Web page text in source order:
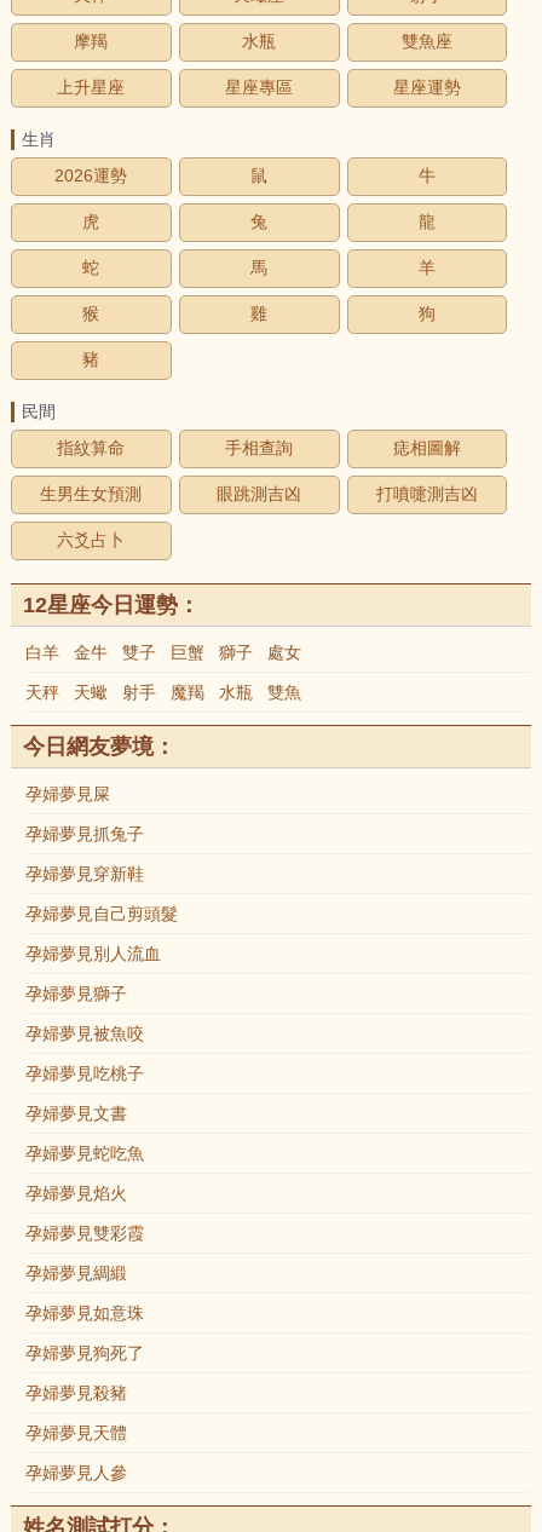
摩羯 水瓶 雙魚座
上升星座 星座專區 星座運勢
生肖
2026運勢
鼠 牛
虎 兔 龍
蛇 馬 羊
猴 雞 狗
豬
民間
指紋算命
手相查詢 痣相圖解
生男生女預測 眼跳測吉凶 打噴嚏測吉凶
六爻占卜
12星座今日運勢：
白羊 金牛 雙子 巨蟹 獅子 處女
天秤 天蠍 射手 魔羯 水瓶 雙魚
今日網友夢境：
孕婦夢見屎
孕婦夢見抓兔子
孕婦夢見穿新鞋
孕婦夢見自己剪頭髮
孕婦夢見別人流血
孕婦夢見獅子
孕婦夢見被魚咬
孕婦夢見吃桃子
孕婦夢見文書
孕婦夢見蛇吃魚
孕婦夢見焰火
孕婦夢見雙彩霞
孕婦夢見綢緞
孕婦夢見如意珠
孕婦夢見狗死了
孕婦夢見殺豬
孕婦夢見天體
孕婦夢見人參
姓名測試打分：